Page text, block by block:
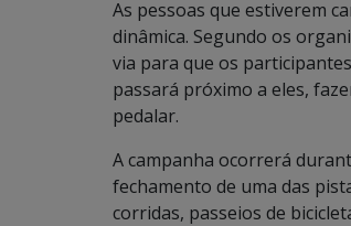
As pessoas que estiverem
dinâmica. Segundo os
via para que os
passará próximo a eles,
pedalar.
A campanha ocorrerá
fechamento de uma das
corridas, passeios de